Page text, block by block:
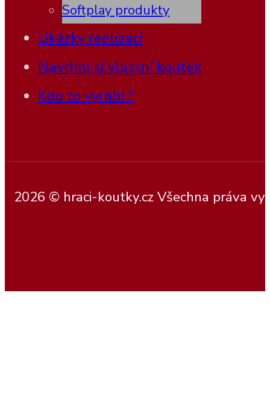
Softplay produkty
Ukázky realizací
Navrhni si vlastní koutek
Kdo to vyrábí ?
2026 © hraci-koutky.cz Všechna práva